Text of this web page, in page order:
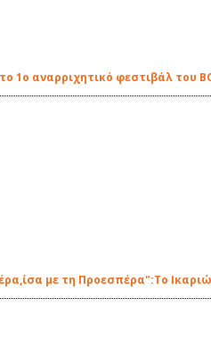
1ο αναρριχητικό φεστιβάλ του
με τη Προεσπέρα":Το